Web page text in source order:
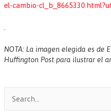
el-cambio-
NOTA: La imagen elegida es de
Huffington Post para ilustrar el